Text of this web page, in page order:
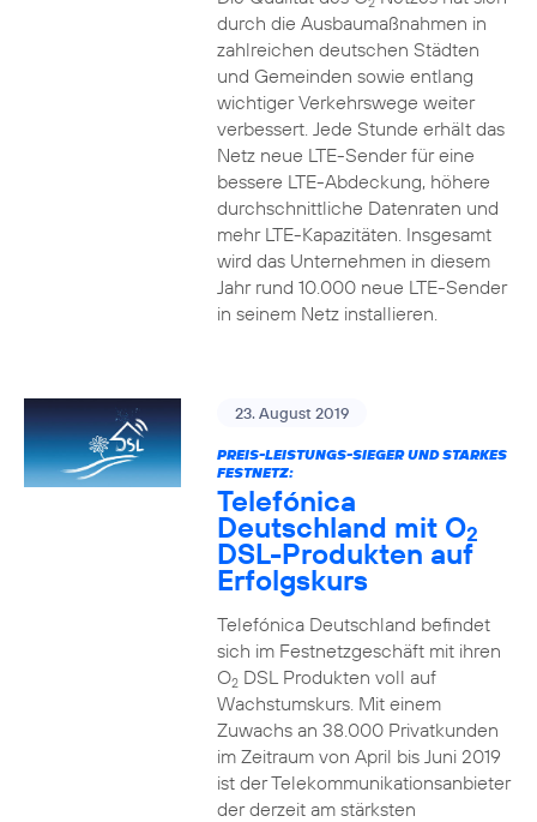
durch die Ausbaumaßnahmen in
zahlreichen deutschen Städten
und Gemeinden sowie entlang
wichtiger Verkehrswege weiter
verbessert. Jede Stunde erhält das
Netz neue LTE-Sender für eine
bessere LTE-Abdeckung, höhere
durchschnittliche Datenraten und
mehr LTE-Kapazitäten. Insgesamt
wird das Unternehmen in diesem
Jahr rund 10.000 neue LTE-Sender
in seinem Netz installieren.
23. August 2019
PREIS-LEISTUNGS-SIEGER UND STARKES
FESTNETZ:
Telefónica
Deutschland mit O2
DSL-Produkten auf
Erfolgskurs
Telefónica Deutschland befindet
sich im Festnetzgeschäft mit ihren
O2DSL Produkten voll auf
Wachstumskurs. Mit einem
Zuwachs an 38.000 Privatkunden
im Zeitraum von April bis Juni 2019
ist der Telekommunikationsanbieter
der derzeit am stärksten